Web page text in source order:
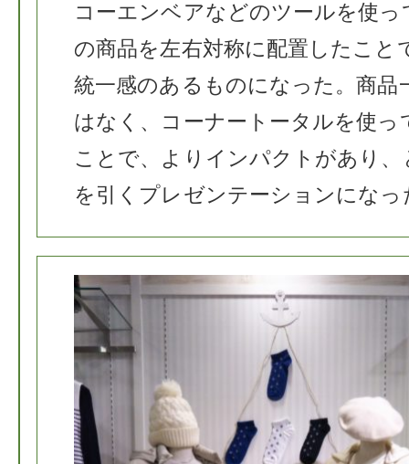
コーエンベアなどのツールを使っ
の商品を左右対称に配置したこと
統一感のあるものになった。商品
はなく、コーナートータルを使っ
ことで、よりインパクトがあり、
を引くプレゼンテーションになっ